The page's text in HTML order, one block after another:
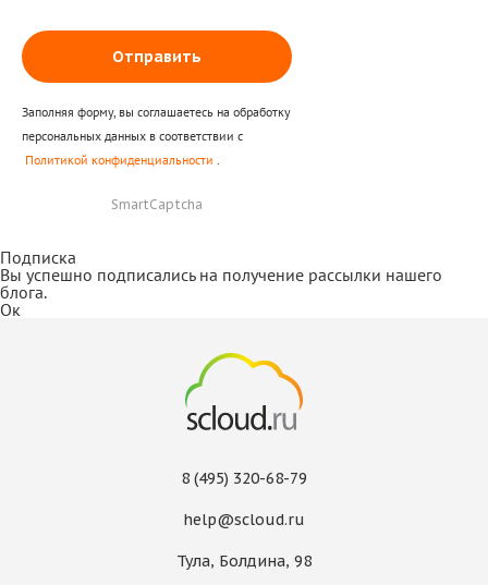
Отправить
Заполняя форму, вы соглашаетесь на обработку
персональных данных в соответствии с
Политикой конфиденциальности .
SmartCaptcha
Подписка
Вы успешно подписались на получение рассылки нашего
блога.
Ок
8 (495) 320-68-79
help@scloud.ru
Тула, Болдина, 98